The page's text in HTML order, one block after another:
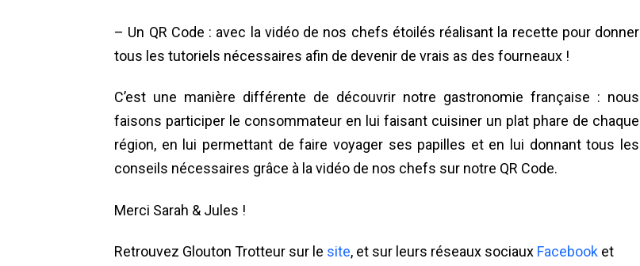
– Un QR Code : avec la vidéo de nos chefs étoilés réalisant la recette pour donner
tous les tutoriels nécessaires afin de devenir de vrais as des fourneaux !
C’est une manière différente de découvrir notre gastronomie française : nous
faisons participer le consommateur en lui faisant cuisiner un plat phare de chaque
région, en lui permettant de faire voyager ses papilles et en lui donnant tous les
conseils nécessaires grâce à la vidéo de nos chefs sur notre QR Code.
Merci Sarah & Jules !
Retrouvez Glouton Trotteur sur le site, et sur leurs réseaux sociaux Facebook et